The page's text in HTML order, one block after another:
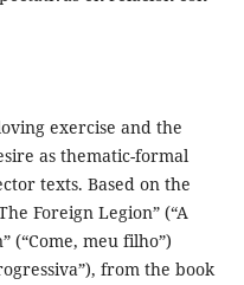
exercise and the
as thematic-formal
texts. Based on the
Foreign Legion” (“A
(“Come, meu filho”)
from the book